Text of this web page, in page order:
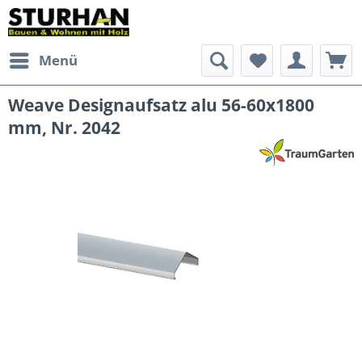
Menü
Weave Designaufsatz alu 56-60x1800
mm, Nr. 2042